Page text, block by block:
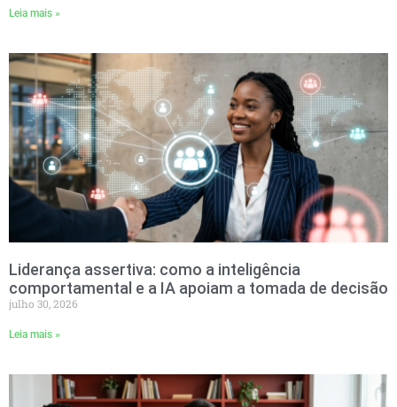
Leia mais »
Liderança assertiva: como a inteligência
comportamental e a IA apoiam a tomada de decisão
julho 30, 2026
Leia mais »